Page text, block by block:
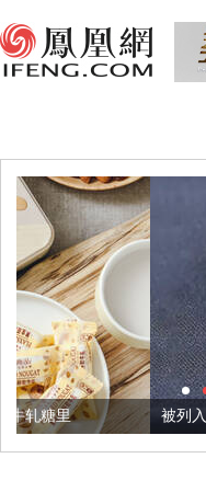
被列入佛家七宝的它到底